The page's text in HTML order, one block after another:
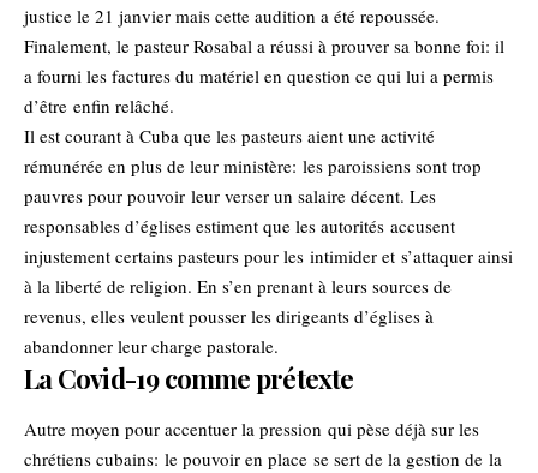
justice le 21 janvier mais cette audition a été repoussée.
Finalement, le pasteur Rosabal a réussi à prouver sa bonne foi: il
a fourni les factures du matériel en question ce qui lui a permis
d’être enfin relâché.
Il est courant à Cuba que les pasteurs aient une activité
rémunérée en plus de leur ministère: les paroissiens sont trop
pauvres pour pouvoir leur verser un salaire décent. Les
responsables d’églises estiment que les autorités accusent
injustement certains pasteurs pour les intimider et s’attaquer ainsi
à la liberté de religion. En s’en prenant à leurs sources de
revenus, elles veulent pousser les dirigeants d’églises à
abandonner leur charge pastorale.
La Covid-19 comme prétexte
Autre moyen pour accentuer la pression qui pèse déjà sur les
chrétiens cubains: le pouvoir en place se sert de la gestion de la